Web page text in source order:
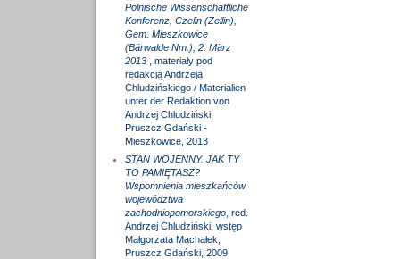
Polnische Wissenschaftliche
Konferenz, Czelin (Zellin),
Gem. Mieszkowice
(Bärwalde Nm.), 2. März
2013
, materiały pod
redakcją Andrzeja
Chludzińskiego / Materialien
unter der Redaktion von
Andrzej Chludziński,
Pruszcz Gdański -
Mieszkowice, 2013
STAN WOJENNY. JAK TY
TO PAMIĘTASZ?
Wspomnienia mieszkańców
województwa
zachodniopomorskiego, red.
Andrzej Chludziński, wstęp
Małgorzata Machałek,
Pruszcz Gdański, 2009